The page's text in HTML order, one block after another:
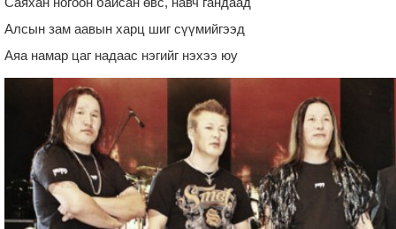
Алсын зам аавын харц шиг сүүмийгээд
Аяа намар цаг надаас нэгийг нэхээ юу